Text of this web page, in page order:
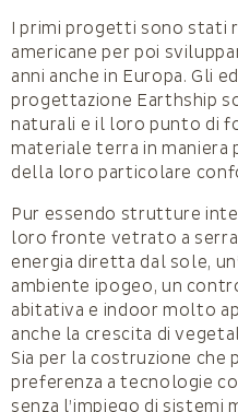
I primi progetti sono stati
americane per poi
anni anche in Europa. Gli
progettazione Earthship
naturali e il loro punto di
materiale terra in maniera
della loro particolare
Pur essendo strutture
loro fronte vetrato a
energia diretta dal sole,
ambiente ipogeo, un
abitativa e indoor molto
anche la crescita di
Sia per la costruzione che
preferenza a tecnologie
senza l’impiego di